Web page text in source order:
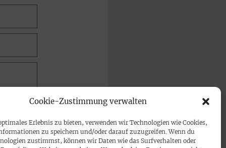
Cookie-Zustimmung verwalten
Erlebnis zu bieten, verwenden wir Technologien wie Cookies,
zu speichern und/oder darauf zuzugreifen. Wenn du
zustimmst, können wir Daten wie das Surfverhalten oder